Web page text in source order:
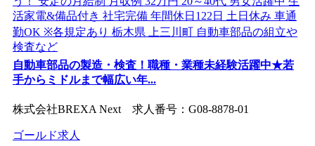
自動車部品の製造・検査！職種・業種未経験活躍中★若
手からミドルまで幅広い年...
株式会社BREXA Next 求人番号：G08-8878-01
ゴールド求人